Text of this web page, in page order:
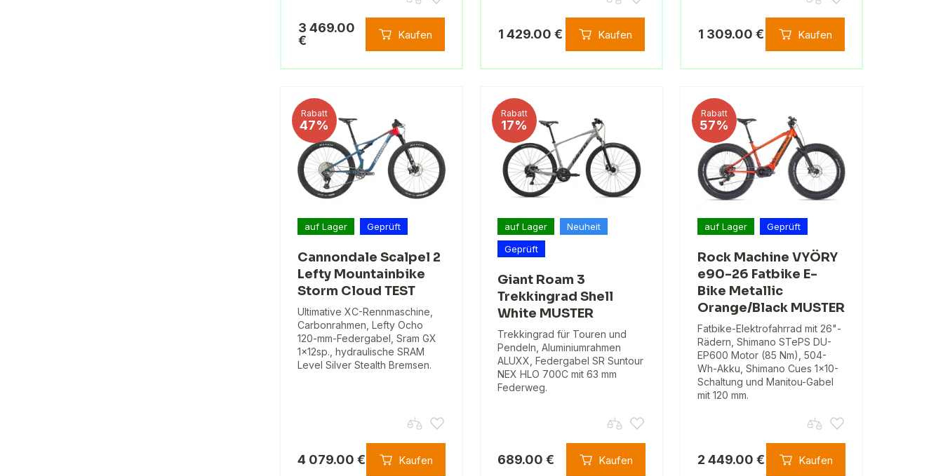
3 469.00
€
Kaufen 1 429.00 € Kaufen 1 309.00 € Kaufen
Rabatt
47%
auf Lager Geprüft
Cannondale Scalpel 2
Lefty Mountainbike
Storm Cloud TEST
Ultimative XC-Rennmaschine,
Carbonrahmen, Lefty Ocho
120-mm-Federgabel, Sram GX
1x12sp., hydraulische SRAM
Level Silver Stealth Bremsen.
4 079.00 € Kaufen
Rabatt
17%
auf Lager
Neuheit
Geprüft
Giant Roam 3
Trekkingrad Shell
White MUSTER
Trekkingrad für Touren und
Pendeln, Aluminiumrahmen
ALUXX, Federgabel SR Suntour
NEX HLO 700C mit 63 mm
Federweg.
689.00 € Kaufen
Rabatt
57%
auf Lager Geprüft
Rock Machine VYÖRY
e90-26 Fatbike E-
Bike Metallic
Orange/Black MUSTER
Fatbike-Elektrofahrrad mit 26"-
Rädern, Shimano STePS DU-
EP600 Motor (85 Nm), 504-
Wh-Akku, Shimano Cues 1×10-
Schaltung und Manitou-Gabel
mit 120 mm.
2 449.00 € Kaufen